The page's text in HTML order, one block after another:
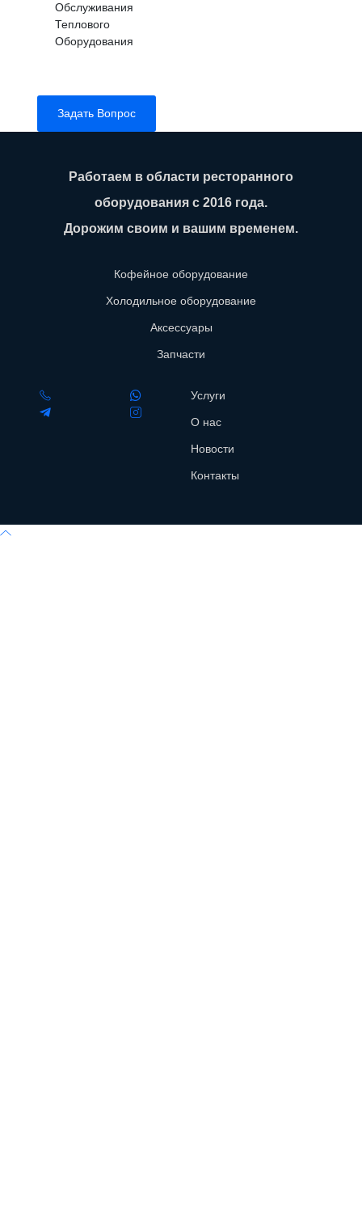
Обслуживания
Теплового
Оборудования
Задать Вопрос
Работаем в области ресторанного
оборудования с 2016 года.
Дорожим своим и вашим временем.
Кофейное оборудование
Холодильное оборудование
Аксессуары
Запчасти
Услуги
О нас
Новости
Контакты